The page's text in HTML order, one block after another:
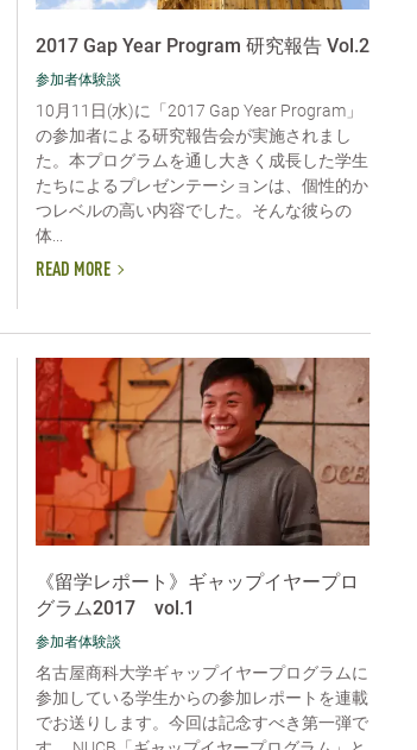
2017 Gap Year Program 研究報告 Vol.2
参加者体験談
10月11日(水)に「2017 Gap Year Program」
の参加者による研究報告会が実施されまし
た。本プログラムを通し大きく成長した学生
たちによるプレゼンテーションは、個性的か
つレベルの高い内容でした。そんな彼らの
体...
READ MORE
《留学レポート》ギャップイヤープロ
グラム2017 vol.1
参加者体験談
名古屋商科大学ギャップイヤープログラムに
参加している学生からの参加レポートを連載
でお送りします。今回は記念すべき第一弾で